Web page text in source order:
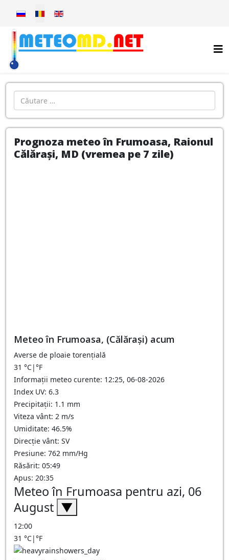
Selectați limba dvs
Introdu localitatea:
Prognoza meteo în Frumoasa, Raionul
Călărași, MD (vremea pe 7 zile)
Meteo în Frumoasa, (Călărași) acum
Averse de ploaie torențială
31 °C|°F
Informații meteo curente: 12:25, 06-08-2026
Index UV: 6.3
Precipitații: 1.1 mm
Viteza vânt: 2 m/s
Umiditate: 46.5%
Direcție vânt: SV
Presiune: 762 mm/Hg
Răsărit: 05:49
Apus: 20:35
Meteo în Frumoasa pentru azi, 06
August ▼
12:00
31 °C|°F